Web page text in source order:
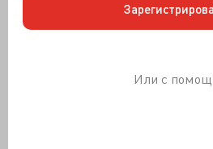
Или с
Для «ненаших» абитуриентов,
уготован подготовительный
два обязательных предмета и